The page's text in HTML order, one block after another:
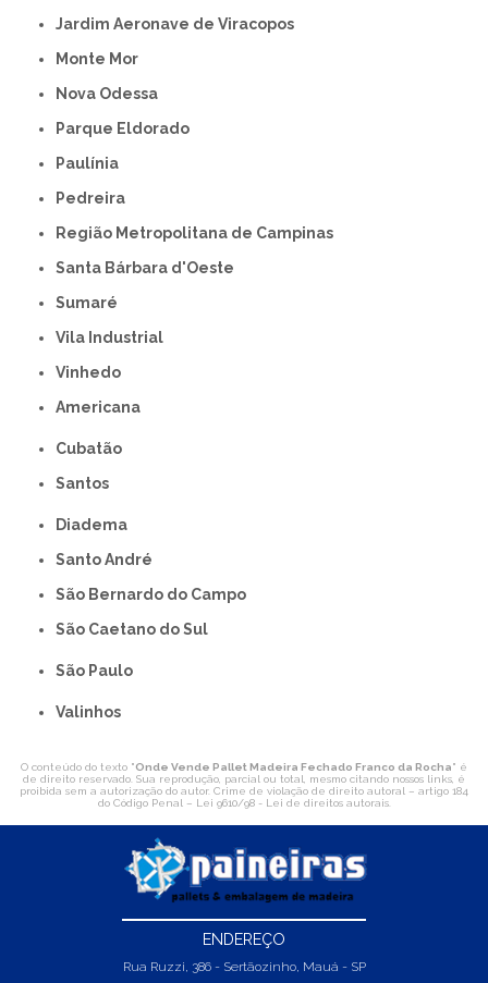
Jardim Aeronave de Viracopos
Monte Mor
Nova Odessa
Parque Eldorado
Paulínia
Pedreira
Região Metropolitana de Campinas
Santa Bárbara d'Oeste
Sumaré
Vila Industrial
Vinhedo
americana
Cubatão
Santos
Diadema
Santo André
São Bernardo do Campo
São Caetano do Sul
São Paulo
Valinhos
O conteúdo do texto "Onde Vende Pallet Madeira Fechado Franco da Rocha" é
de direito reservado. Sua reprodução, parcial ou total, mesmo citando nossos links, é
proibida sem a autorização do autor. Crime de violação de direito autoral – artigo 184
do Código Penal – Lei 9610/98 - Lei de direitos autorais.
ENDEREÇO
Rua Ruzzi, 386 - Sertãozinho, Mauá - SP